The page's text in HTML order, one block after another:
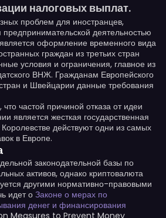
налоговых выплат.
проблем для иностранцев,
деятельностью
оформление временного вида
граждан из третьих стран
условия и ограничения, главное из
ВНЖ. Гражданам Европейского
и Швейцарии данные требования
частой причиной отказа от идеи
является жесткая государственная
действуют одни из самых
в Европе.
законодательной базы по
активов, однако криптовалюта
другими нормативно-правовыми
идет о Законе о мерах по
денег и финансирования
Measures to Prevent Money